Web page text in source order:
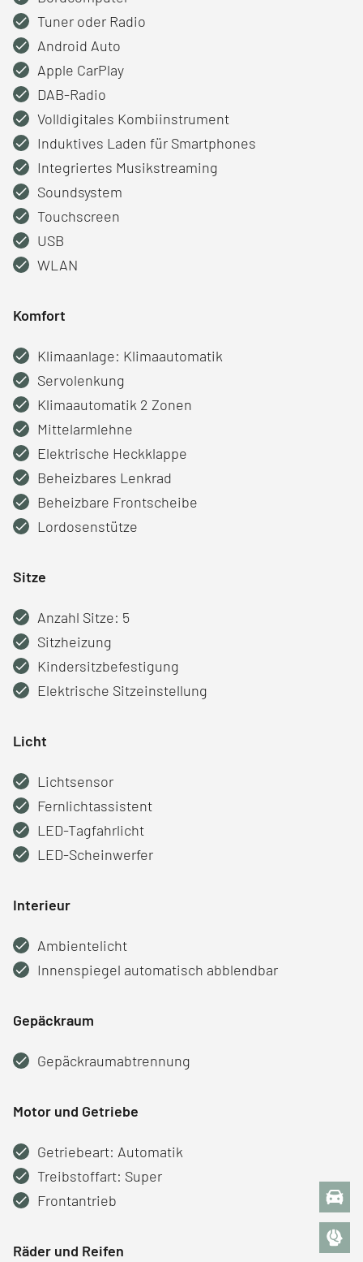
Tuner oder Radio
Android Auto
Apple CarPlay
DAB-Radio
Volldigitales Kombiinstrument
Induktives Laden für Smartphones
Integriertes Musikstreaming
Soundsystem
Touchscreen
USB
WLAN
Komfort
Klimaanlage: Klimaautomatik
Servolenkung
Klimaautomatik 2 Zonen
Mittelarmlehne
Elektrische Heckklappe
Beheizbares Lenkrad
Beheizbare Frontscheibe
Lordosenstütze
Sitze
Anzahl Sitze: 5
Sitzheizung
Kindersitzbefestigung
Elektrische Sitzeinstellung
Licht
Lichtsensor
Fernlichtassistent
LED-Tagfahrlicht
LED-Scheinwerfer
Interieur
Ambientelicht
Innenspiegel automatisch abblendbar
Gepäckraum
Gepäckraumabtrennung
Motor und Getriebe
Getriebeart: Automatik
Treibstoffart: Super
Frontantrieb
Räder und Reifen